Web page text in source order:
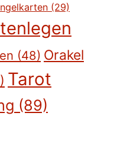
(29)
(48) Orakel
Tarot
(89)